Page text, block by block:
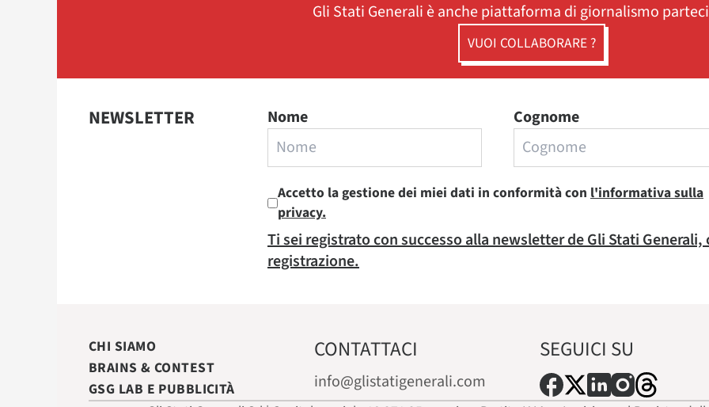
Gli Stati Generali è anche piattaforma di giornalismo
VUOI COLLABORARE ?
NEWSLETTER Nome Cognome
Accetto la gestione dei miei dati in conformità con l'informativa sulla
privacy.
Ti sei registrato con successo alla newsletter de Gli Stati
registrazione.
CHI SIAMO
BRAINS & CONTEST
GSG LAB E PUBBLICITÀ
CONTATTACI
info@glistatigenerali.com
SEGUICI SU